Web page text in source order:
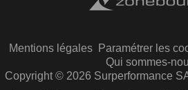
Mentions légales Paramétrer les
Qui sommes-
Copyright © 2026 Surperformance